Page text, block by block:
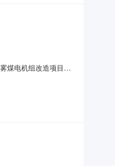
煤电机组改造项目建
装施工分